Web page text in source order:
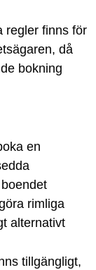
regler finns för
då
bokning
en
rimliga
alternativt
tillgängligt,